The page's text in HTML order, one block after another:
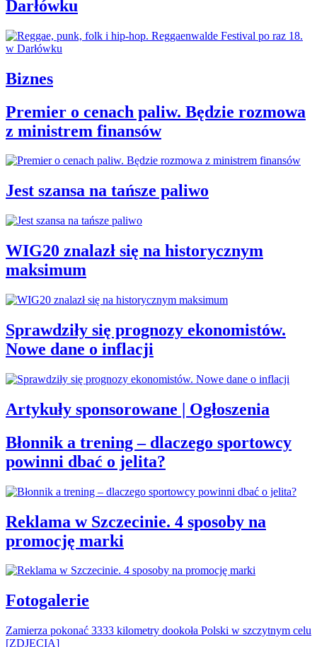
Darłówku
Biznes
Premier o cenach paliw. Będzie rozmowa
z ministrem finansów
Jest szansa na tańsze paliwo
WIG20 znalazł się na historycznym
maksimum
Sprawdziły się prognozy ekonomistów.
Nowe dane o inflacji
Artykuły sponsorowane | Ogłoszenia
Błonnik a trening – dlaczego sportowcy
powinni dbać o jelita?
Reklama w Szczecinie. 4 sposoby na
promocję marki
Fotogalerie
Zamierza pokonać 3333 kilometry dookoła Polski w szczytnym celu
[ZDJĘCIA]